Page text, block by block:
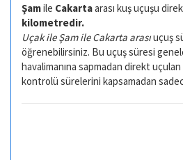
Şamile Cakartaarası kuş uçuşu
kilometredir.
Uçak ile Şam ile Cakarta arasıuçuş
öğrenebilirsiniz. Bu uçuş süresi
havalimanına sapmadan direkt
kontrolü sürelerini kapsamadan